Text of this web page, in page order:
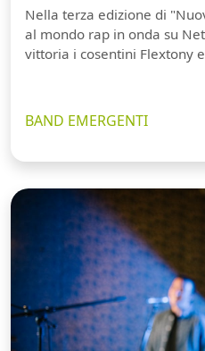
Nella terza edizione di
al mondo rap in onda su
vittoria i cosentini Flextony
BAND EMERGENTI